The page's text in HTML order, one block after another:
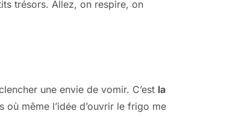
trésors. Allez, on respire, on
une envie de vomir. C’est la
même l’idée d’ouvrir le frigo me